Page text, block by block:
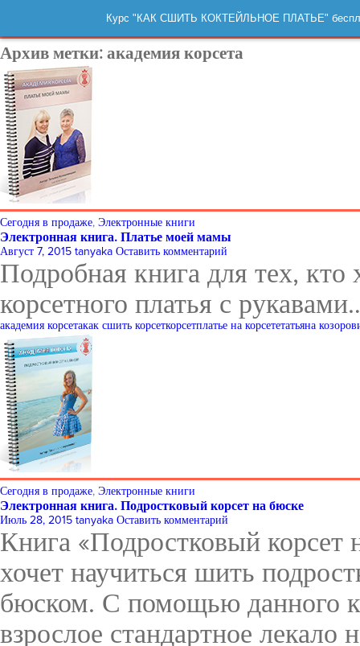
Курс "КАК СШИТЬ КОКТЕЙЛЬНОЕ ПЛАТЬЕ"
Архив метки: академия корсета
Сегодня в продаже, Электронные книги
Электронная книга. Платье моей мамы
Август 7, 2015 tanyaka Оставить комментарий
Подробная книга для тех, кто
корсетного платья с
академия корсетакак сшить корсеткорсетплатье на корсететатьяна
Сегодня в продаже, Электронные книги
Электронная книга. Подростковый корсет на бюске
Июль 28, 2015 tanyaka Оставить комментарий
Книга «Подростковый корсет
хочет научиться шить
бюском. С помощью данного
взрослое стандартное лекало